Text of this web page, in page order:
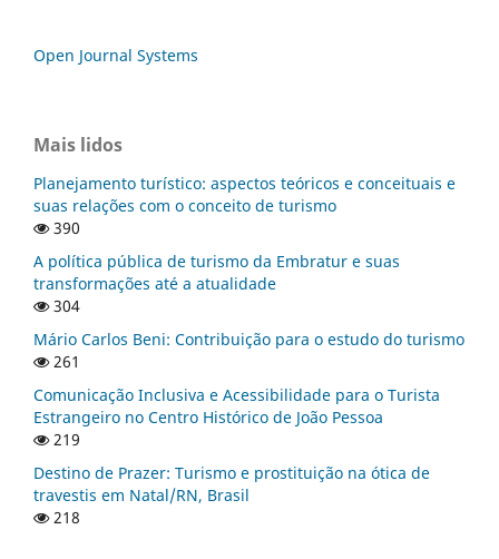
Open Journal Systems
Mais lidos
Planejamento turístico: aspectos teóricos e conceituais e
suas relações com o conceito de turismo
390
A política pública de turismo da Embratur e suas
transformações até a atualidade
304
Mário Carlos Beni: Contribuição para o estudo do turismo
261
Comunicação Inclusiva e Acessibilidade para o Turista
Estrangeiro no Centro Histórico de João Pessoa
219
Destino de Prazer: Turismo e prostituição na ótica de
travestis em Natal/RN, Brasil
218